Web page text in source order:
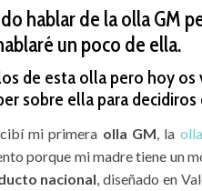
hablar de la olla GM
un poco de ella.
de esta olla pero hoy
sobre ella para
mi primera olla GM , la
porque mi madre tiene un
nacional , diseñado en